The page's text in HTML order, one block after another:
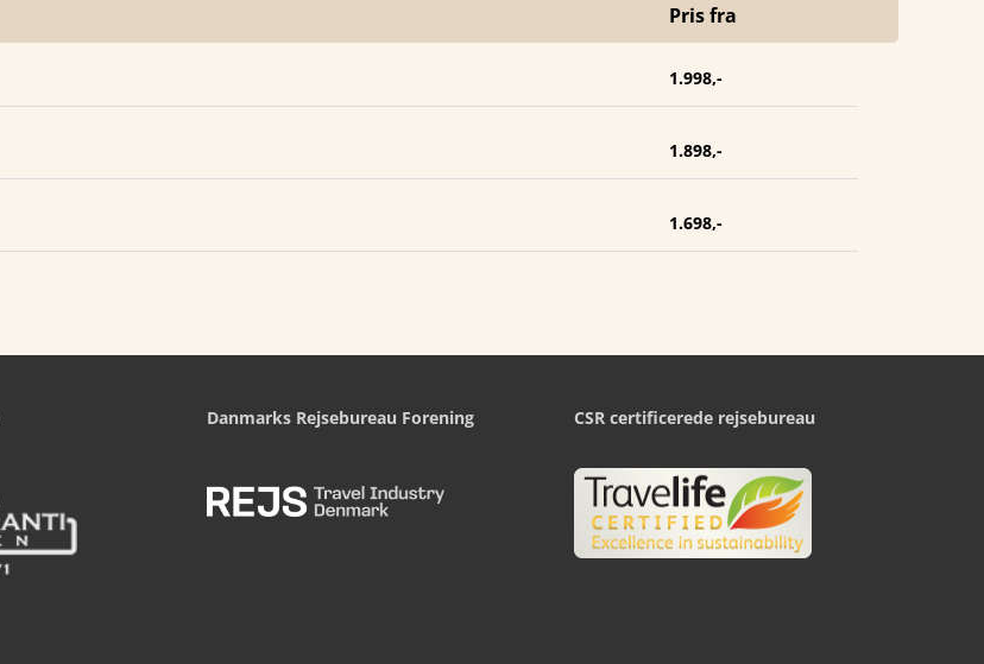
Pris fra
1.998,-
1.898,-
1.698,-
Danmarks Rejsebureau Forening CSR certificerede rejsebureau